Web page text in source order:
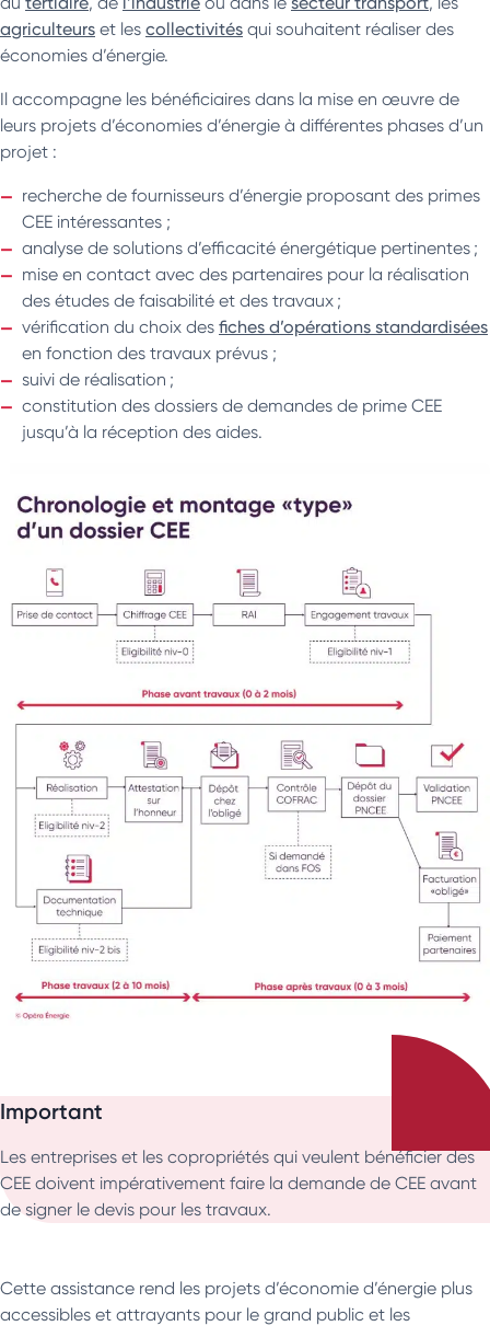
agriculteurs et les collectivités qui souhaitent réaliser des
économies d’énergie.
Il accompagne les bénéficiaires dans la mise en œuvre de
leurs projets d’économies d’énergie à différentes phases d’un
projet :
recherche de fournisseurs d’énergie proposant des primes
CEE intéressantes ;
analyse de solutions d’efficacité énergétique pertinentes ;
mise en contact avec des partenaires pour la réalisation
des études de faisabilité et des travaux ;
vérification du choix des fiches d’opérations standardisées
en fonction des travaux prévus ;
suivi de réalisation ;
constitution des dossiers de demandes de prime CEE
jusqu’à la réception des aides.
Important
Les entreprises et les copropriétés qui veulent bénéficier des
CEE doivent impérativement faire la demande de CEE avant
de signer le devis pour les travaux.
Cette assistance rend les projets d’économie d’énergie plus
accessibles et attrayants pour le grand public et les